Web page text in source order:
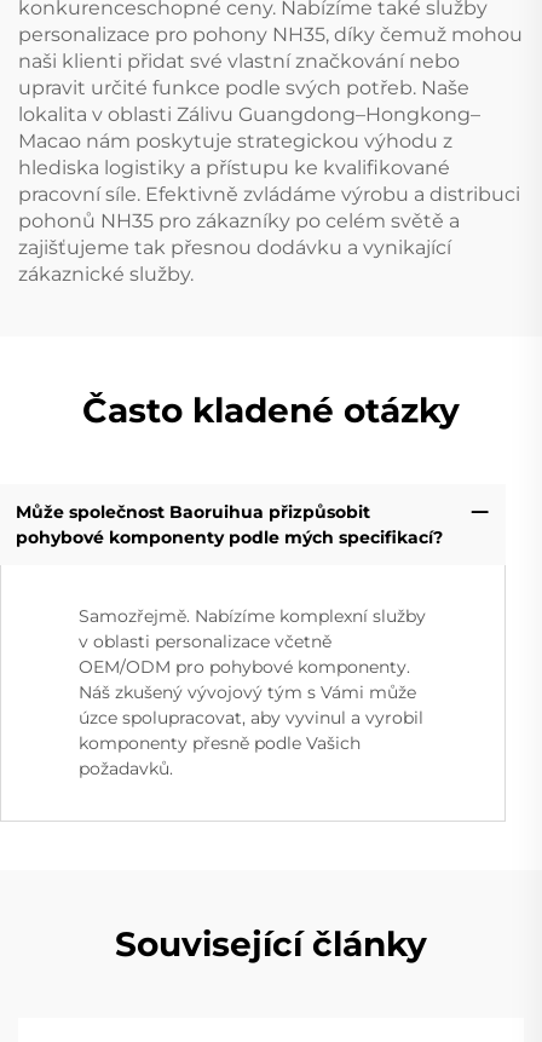
konkurenceschopné ceny. Nabízíme také služby
personalizace pro pohony NH35, díky čemuž mohou
naši klienti přidat své vlastní značkování nebo
upravit určité funkce podle svých potřeb. Naše
lokalita v oblasti Zálivu Guangdong–Hongkong–
Macao nám poskytuje strategickou výhodu z
hlediska logistiky a přístupu ke kvalifikované
pracovní síle. Efektivně zvládáme výrobu a distribuci
pohonů NH35 pro zákazníky po celém světě a
zajišťujeme tak přesnou dodávku a vynikající
zákaznické služby.
Často kladené otázky
Může společnost Baoruihua přizpůsobit
pohybové komponenty podle mých specifikací?
Samozřejmě. Nabízíme komplexní služby
v oblasti personalizace včetně
OEM/ODM pro pohybové komponenty.
Náš zkušený vývojový tým s Vámi může
úzce spolupracovat, aby vyvinul a vyrobil
komponenty přesně podle Vašich
požadavků.
Související články